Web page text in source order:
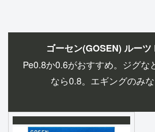
ゴーセン(GOSEN) ルーツ
Pe0.8か0.6がおすすめ。ジグな
なら0.8。エギングのみ